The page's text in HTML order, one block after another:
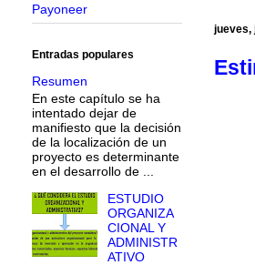
jueves,
Payoneer
Entradas populares
Resumen
En este capítulo se ha
intentado dejar de
manifiesto que la decisión
de la localización de un
proyecto es determinante
en el desarrollo de ...
ESTUDIO
ORGANIZA
CIONAL Y
ADMINISTR
ATIVO